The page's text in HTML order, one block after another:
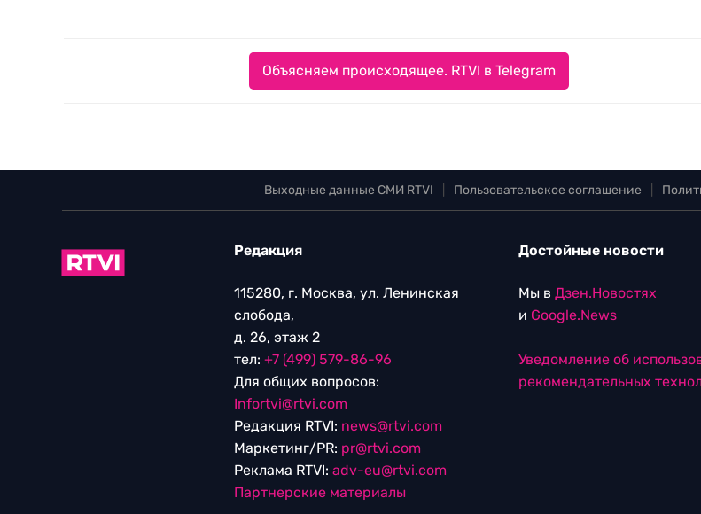
Объясняем происходящее. RTVI в Telegram
Выходные данные СМИ RTVI Пользовательское соглашение
Редакция
115280, г. Москва, ул. Ленинская
слобода,
д. 26, этаж 2
тел: +7 (499) 579-86-96
Для общих вопросов:
Infortvi@rtvi.com
Редакция RTVI: news@rtvi.com
Маркетинг/PR: pr@rtvi.com
Реклама RTVI: adv-eu@rtvi.com
Партнерские материалы
Достойные новости
Мы в Дзен.Новостях
и Google.News
Уведомление об
рекомендательных